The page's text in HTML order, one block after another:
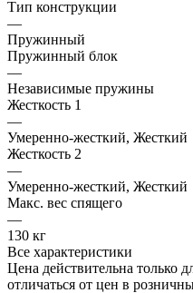
Тип конструкции
—
Пружинный
Пружинный блок
—
Независимые пружины
Жесткость 1
—
Умеренно-жесткий, Жесткий
Жесткость 2
—
Умеренно-жесткий, Жесткий
Макс. вес спящего
—
130 кг
Все характеристики
Цена действительна только
отличаться от цен в